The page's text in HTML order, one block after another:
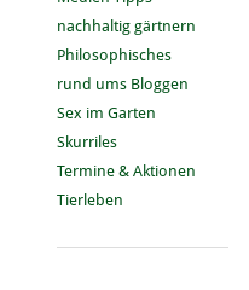
nachhaltig gärtnern
Philosophisches
rund ums Bloggen
Sex im Garten
Skurriles
Termine & Aktionen
Tierleben